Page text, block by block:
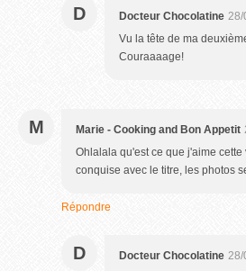
D Docteur Chocolatine 28/
Vu la tête de ma
Couraaaage!
M Marie - Cooking and Bon Appetit
Ohlalala qu'est ce que j'aime
conquise avec le titre, les photos
Répondre
D Docteur Chocolatine 28/